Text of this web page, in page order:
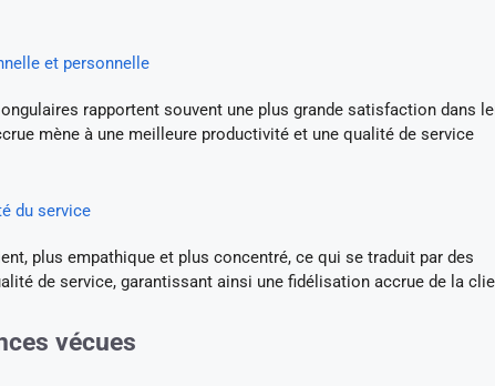
et personnelle
rapportent souvent une plus grande satisfaction dans
mène à une meilleure productivité et une qualité de service
du service
plus empathique et plus concentré, ce qui se traduit par des
de service, garantissant ainsi une fidélisation accrue de la
vécues